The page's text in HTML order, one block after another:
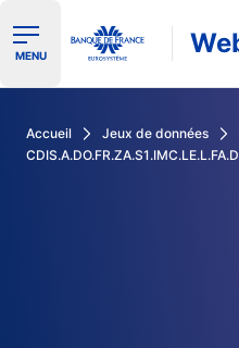
Ouvrir le menu de
MENU
Accueil Jeux de données